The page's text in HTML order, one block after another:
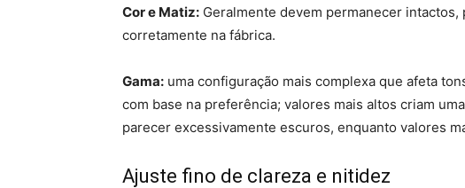
Cor e Matiz: Geralmente devem permanecer
corretamente na fábrica.
Gama: uma configuração mais complexa que afeta
com base na preferência; valores mais altos criam
parecer excessivamente escuros, enquanto valores
Ajuste fino de clareza e nitidez